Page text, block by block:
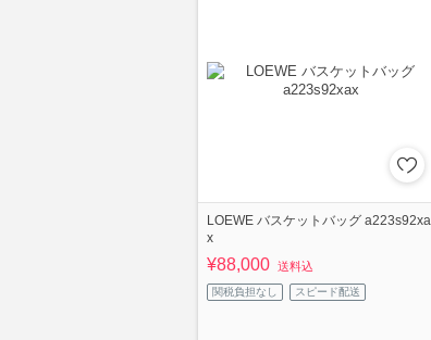
LOEWE バスケットバッグ a223s92xa
x
¥88,000 送料込
関税負担なし スピード配送